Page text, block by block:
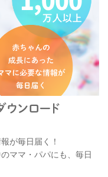
が毎日届く！
ママ・パパにも、毎日